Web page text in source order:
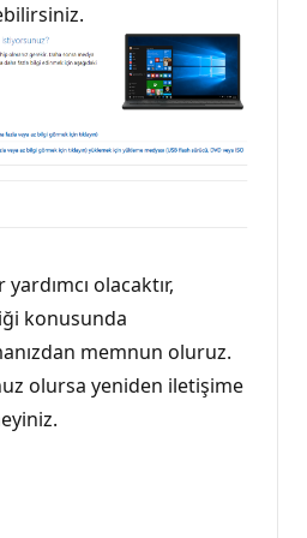
olacaktır,
konusunda
memnun oluruz.
olursa yeniden iletişime